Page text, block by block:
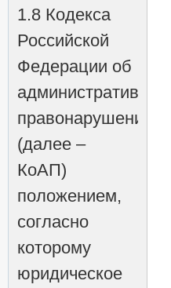
1.8 Кодекса
Российской
Федерации об
административных
правонарушениях
(далее –
КоАП)
положением,
согласно
которому
юридическое